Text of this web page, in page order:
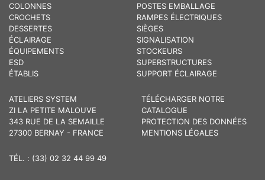
COLONNES
CROCHETS
DESSERTES
ÉCLAIRAGE
ÉQUIPEMENTS
ESD
ÉTABLIS
POSTES EMBALLAGE
RAMPES ÉLECTRIQUES
SIÈGES
SIGNALISATION
STOCKEURS
SUPERSTRUCTURES
SUPPORT ÉCLAIRAGE
ATELIERS SYSTEM
ZI LA PETITE MALOUVE
343 RUE DE LA SEMAILLE
27300 BERNAY - FRANCE
TÉL. : (33) 02 32 44 99 49
TÉLÉCHARGER NOTRE
CATALOGUE
PROTECTION DES DONNÉES
MENTIONS LÉGALES